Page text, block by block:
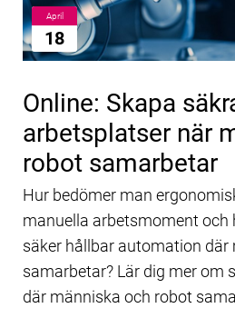
April
18
Online: Skapa
arbetsplatser när
robot samarbetar
Hur bedömer man
manuella arbetsmoment och
säker hållbar automation där
samarbetar? Lär dig mer om
där människa och robot